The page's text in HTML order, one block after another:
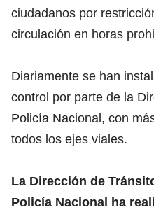
ciudadanos por
circulación en horas
Diariamente se han
control por parte de la
Policía Nacional, con
todos los ejes viales.
La Dirección de
Policía Nacional ha